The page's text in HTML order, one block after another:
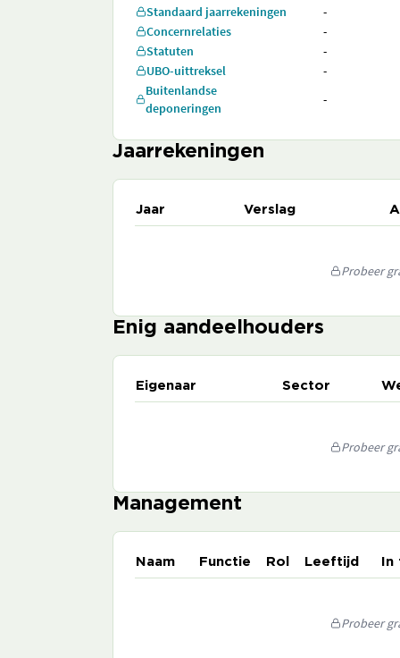
Standaard jaarrekeningen
-
Concernrelaties
-
Statuten
-
UBO-uittreksel
-
Buitenlandse
deponeringen
-
Jaarrekeningen
Jaar Verslag
Probeer
Enig aandeelhouders
Eigenaar Sector
Probeer
Management
Naam Functie Rol Leeftijd
Probeer